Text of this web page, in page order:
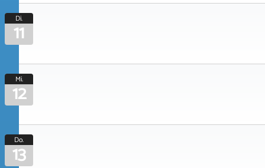
Di.
11
Mi.
12
Do.
13